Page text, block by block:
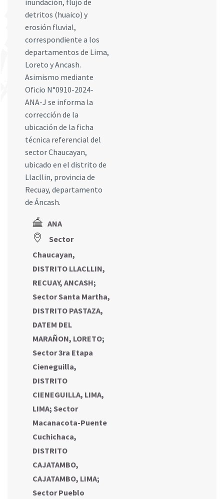
inundación, flujo de
detritos (huaico) y
erosión fluvial,
correspondiente a los
departamentos de Lima,
Loreto y Ancash.
Asimismo mediante
Oficio N°0910-2024-
ANA-J se informa la
corrección de la
ubicación de la ficha
técnica referencial del
sector Chaucayan,
ubicado en el distrito de
Llacllin, provincia de
Recuay, departamento
de Áncash.
ANA
Sector
Chaucayan,
DISTRITO LLACLLIN,
RECUAY, ANCASH;
Sector Santa Martha,
DISTRITO PASTAZA,
DATEM DEL
MARAÑON, LORETO;
Sector 3ra Etapa
Cieneguilla,
DISTRITO
CIENEGUILLA, LIMA,
LIMA; Sector
Macanacota-Puente
Cuchichaca,
DISTRITO
CAJATAMBO,
CAJATAMBO, LIMA;
Sector Pueblo